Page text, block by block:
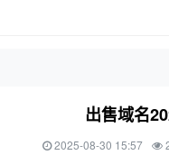
出售域名
2025-08-30 15:57